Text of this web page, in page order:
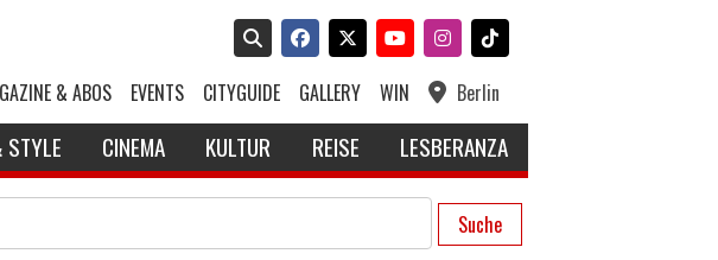
& ABOS EVENTS CITYGUIDE GALLERY WIN Berlin
STYLE CINEMA KULTUR REISE LESBERANZA